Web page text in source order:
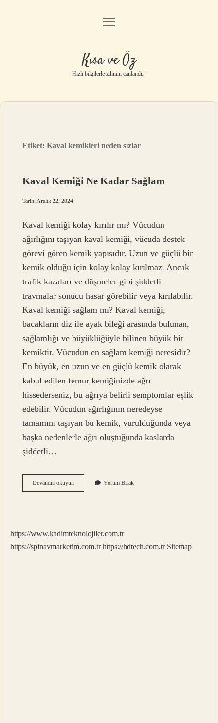
Anasayfa
Gizlilik Politikası
Yasal Uyarı
menüyü
Kısa ve Öz
Hızlı bilgilerle zihnini canlandır!
Etiket:Kaval kemikleri neden sızlar
Kaval Kemiği Ne Kadar Sağlam
Tarih: Aralık 22, 2024
Kaval kemiği kolay kırılır mı? Vücudun
ağırlığını taşıyan kaval kemiği, vücuda destek
görevi gören kemik yapısıdır. Uzun ve güçlü bir
kemik olduğu için kolay kolay kırılmaz. Ancak
trafik kazaları ve düşmeler gibi şiddetli
travmalar sonucu hasar görebilir veya kırılabilir.
Kaval kemiği sağlam mı? Kaval kemiği,
bacakların diz ile ayak bileği arasında bulunan,
sağlamlığı ve büyüklüğüyle bilinen büyük bir
kemiktir. Vücudun en sağlam kemiği neresidir?
En büyük, en uzun ve en güçlü kemik olarak
kabul edilen femur kemiğinizde ağrı
hissederseniz, bu ağrıya belirli semptomlar eşlik
edebilir. Vücudun ağırlığının neredeyse
tamamını taşıyan bu kemik, vurulduğunda veya
başka nedenlerle ağrı oluştuğunda kaslarda
şiddetli…
Devamını okuyunKaval
Kemiği
Yorum Bırak
https://www.kadimteknolojiler.com.tr
https://spinavmarketim.com.tr https://hdtech.com.tr Sitemap